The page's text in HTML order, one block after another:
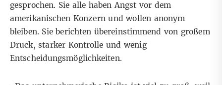
gesprochen. Sie alle haben Angst vor dem
amerikanischen Konzern und wollen anonym
bleiben. Sie berichten übereinstimmend von großem
Druck, starker Kontrolle und wenig
Entscheidungsmöglichkeiten.